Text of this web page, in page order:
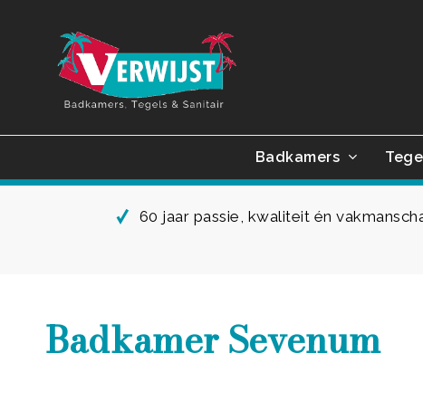
Badkamers
60 jaar passie, kwaliteit én
Badkamer Sevenum